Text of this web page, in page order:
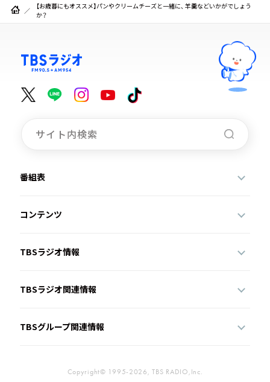
【お歳暮にもオススメ】パンやクリームチーズと一緒に、 羊羹などいかがでしょう
か？
番組表
コンテンツ
TBSラジオ情報
TBSラジオ関連情報
TBSグループ関連情報
Copyright© 1995-2026, TBS RADIO,Inc.